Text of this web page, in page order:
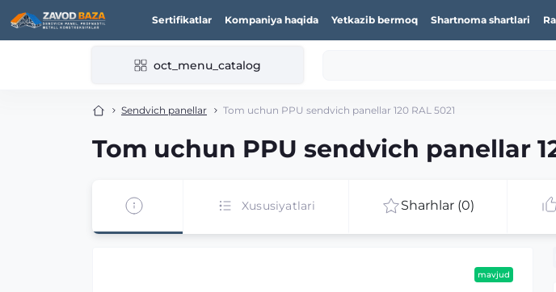
Sertifikatlar Kompaniya haqida Yetkazib bermoq Shartnoma shartlari
oct_menu_catalog
Sendvich panellar Tom uchun PPU sendvich panellar 120 RAL 5021
Tom uchun PPU sendvich panellar
Xususiyatlari Sharhlar (0)
mavjud